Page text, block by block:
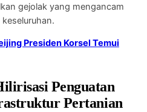
gejolak yang mengancam
Presiden Korsel Temui
Penguatan
Pertanian